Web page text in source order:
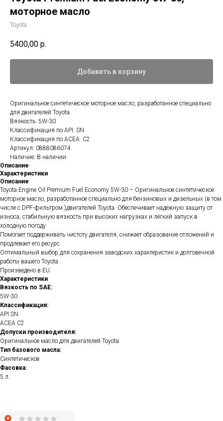
моторное масло
Toyota
5400,00 р.
Добавить в корзину
Оригинальное синтетическое моторное масло, разработанное специально
для двигателей Toyota.
Вязкость: 5W-30
Классификация по API: SN
Классификация по ACEA: C2
Артикул: 0888086074
Наличие: В наличии
Описание
Характеристики
Описание
Toyota Engine Oil Premium Fuel Economy 5W-30 – Оригинальное синтетическое
моторное масло, разработанное специально для бензиновых и дизельных (в том
числе с DPF-фильтром )двигателей Toyota. Обеспечивает надёжную защиту от
износа, стабильную вязкость при высоких нагрузках и лёгкий запуск в
холодную погоду.
Помогает поддерживать чистоту двигателя, снижает образование отложений и
продлевает его ресурс.
Оптимальный выбор для сохранения заводских характеристик и долговечной
работы вашего Toyota.
Произведено в EU.
Характеристики
Вязкость по SAE:
5W-30
Классификация:
API SN
ACEA C2
Допуски производителя:
Оригинальное масло для двигателей Toyota
Тип базового масла:
Синтетическое
Фасовка:
5 л.